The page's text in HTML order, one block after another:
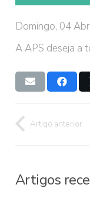
Domingo, 04
A APS deseja a
Artigo anterior
Artigos